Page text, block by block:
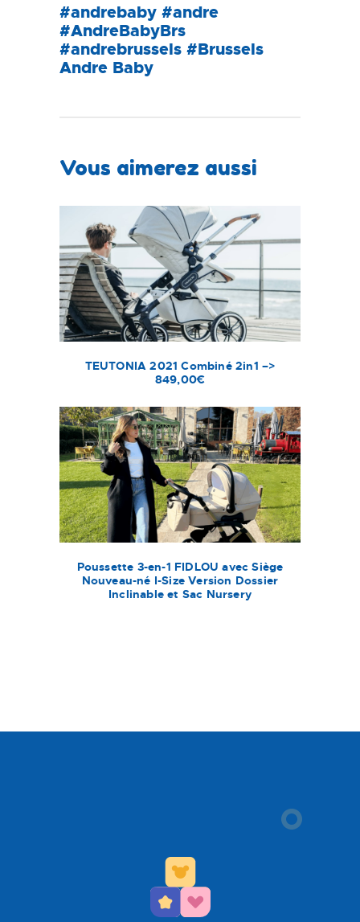
#andrebaby #andre
#AndreBabyBrs
#andrebrussels #Brussels
Andre Baby
Vous aimerez aussi
TEUTONIA 2021 Combiné 2in1 –>
849,00€
Poussette 3-en-1 FIDLOU avec Siège
Nouveau-né I-Size Version Dossier
Inclinable et Sac Nursery